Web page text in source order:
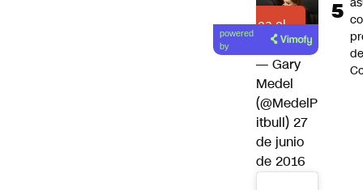
Lea el
artículo
powered
by
— Gary
Medel
(@MedelP
itbull) 27
de junio
de 2016
de